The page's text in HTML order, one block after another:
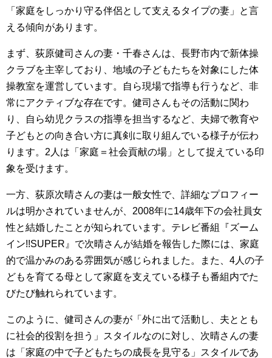
「家庭をしっかり守る伴侶として支えるタイプの妻」と言
える傾向があります。
まず、荻原健司さんの妻・千春さんは、長野市内で新体操
クラブを主宰しており、地域の子どもたちを対象にした体
操教室を運営しています。自ら現場で指導も行うなど、非
常にアクティブな存在です。健司さんもその活動に関わ
り、自ら幼児クラスの指導を担当するなど、夫婦で教育や
子どもとの向き合い方に真剣に取り組んでいる様子が伝わ
ります。2人は「家庭＝社会貢献の場」として捉えている印
象を受けます。
一方、荻原次晴さんの妻は一般女性で、詳細なプロフィー
ルは明かされていませんが、2008年に14歳年下の会社員女
性と結婚したことが知られています。テレビ番組『ズーム
イン!!SUPER』で次晴さんが結婚を報告した際には、家庭
的で温かみのある雰囲気が感じられました。また、4人の子
どもを育てる母として家庭を支えている様子も番組内でた
びたび触れられています。
このように、健司さんの妻が「外に出て活動し、夫ととも
に社会的役割を担う」スタイルなのに対し、次晴さんの妻
は「家庭の中で子どもたちの成長を見守る」スタイルであ